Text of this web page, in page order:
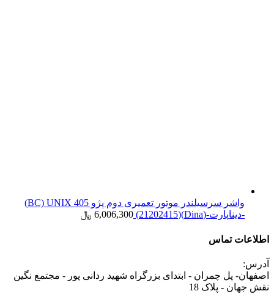
واشر سرسیلندر موتور تعمیری دوم پژو 405 BC) UNIX)
-دیناپارت-(Dina)(21202415)
6,006,300 ﷼
اطلاعات تماس
آدرس:
اصفهان- پل چمران - ابتدای بزرگراه شهید ردانی پور - مجتمع نگین
نقش جهان - پلاک 18